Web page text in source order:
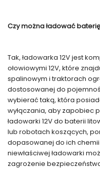
Czy można ładować
Tak, ładowarka 12V jest
ołowiowymi 12V, które
spalinowym i traktorach
dostosowanej do
wybierać taką, która
wyłączania, aby zapobiec
ładowarki 12V do baterii
lub robotach koszących,
dopasowanej do ich
niewłaściwej ładowarki
zagrożenie